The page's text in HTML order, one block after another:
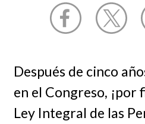
Después de cinco
en el Congreso, ¡por
Ley Integral de las